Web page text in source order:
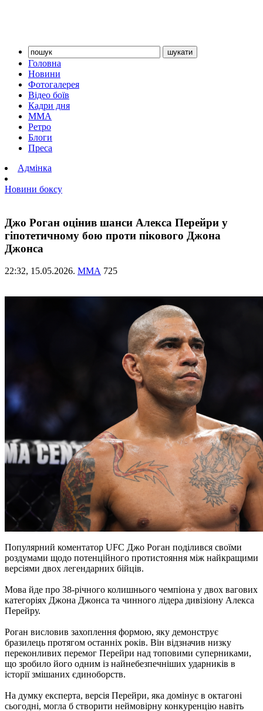
Головна
Новини
Фотогалерея
Відео боїв
Кадри дня
ММА
Ретро
Блоги
Преса
Адмінка
Новини боксу
Джо Роган оцінив шанси Алекса Перейри у
гіпотетичному бою проти пікового Джона
Джонса
22:32, 15.05.2026. ММА 725
Популярний коментатор UFC Джо Роган поділився своїми
роздумами щодо потенційного протистояння між найкращими
версіями двох легендарних бійців.
Мова йде про 38-річного колишнього чемпіона у двох вагових
категоріях Джона Джонса та чинного лідера дивізіону Алекса
Перейру.
Роган висловив захоплення формою, яку демонструє
бразилець протягом останніх років. Він відзначив низку
переконливих перемог Перейри над топовими суперниками,
що зробило його одним із найнебезпечніших ударників в
історії змішаних єдиноборств.
На думку експерта, версія Перейри, яка домінує в октагоні
сьогодні, могла б створити неймовірну конкуренцію навіть